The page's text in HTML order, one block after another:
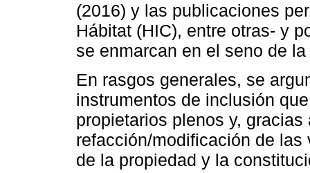
(2016) y las publicaciones
Hábitat (HIC), entre otras- y
se enmarcan en el seno de
En rasgos generales, se
instrumentos de inclusión
propietarios plenos y,
refacción/modificación de
de la propiedad y la